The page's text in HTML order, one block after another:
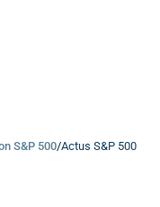
S&P 500/Actus S&P 500